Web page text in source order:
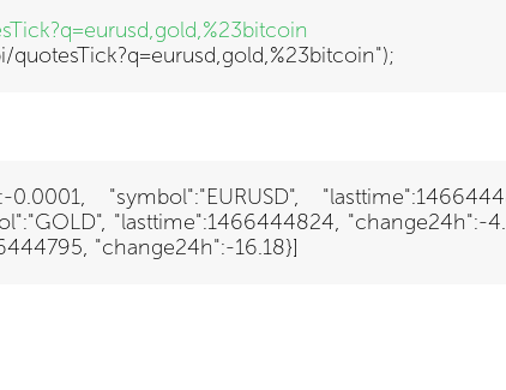
"symbol":"EURUSD",
"lasttime":1466444824, "change24h":-
"change24h":-16.18}]